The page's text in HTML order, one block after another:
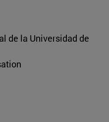
de la Universidad de